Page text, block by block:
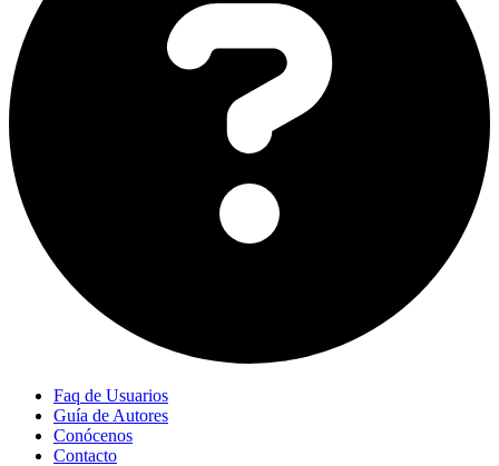
Faq de Usuarios
Guía de Autores
Conócenos
Contacto